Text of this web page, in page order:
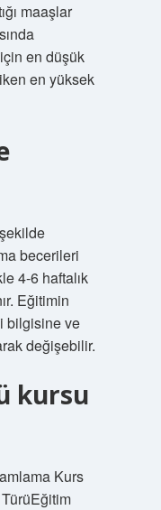
maaşlar
en düşük
en yüksek
becerileri
4-6 haftalık
Eğitimin
bilgisine ve
değişebilir.
kursu
Kurs